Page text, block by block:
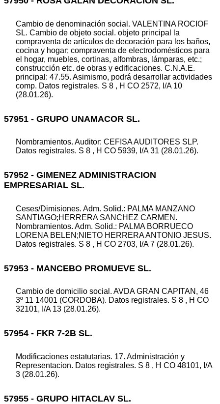
Cambio de denominación social. VALENTINA ROCIOF
SL. Cambio de objeto social. objeto principal la
compraventa de artículos de decoración para los baños,
cocina y hogar; compraventa de electrodomésticos para
el hogar, muebles, cortinas, alfombras, lámparas, etc.;
construcción etc. de obras y edificaciones. C.N.A.E.
principal: 47.55. Asimismo, podrá desarrollar actividades
comp. Datos registrales. S 8 , H CO 2572, I/A 10
(28.01.26).
57951 - GRUPO UNAMACOR SL.
Nombramientos. Auditor: CEFISA AUDITORES SLP.
Datos registrales. S 8 , H CO 5939, I/A 31 (28.01.26).
57952 - GIMENEZ ADMINISTRACION
EMPRESARIAL SL.
Ceses/Dimisiones. Adm. Solid.: PALMA MANZANO
SANTIAGO;HERRERA SANCHEZ CARMEN.
Nombramientos. Adm. Solid.: PALMA BORRUECO
LORENA BELEN;NIETO HERRERA ANTONIO JESUS.
Datos registrales. S 8 , H CO 2703, I/A 7 (28.01.26).
57953 - MANCEBO PROMUEVE SL.
Cambio de domicilio social. AVDA GRAN CAPITAN, 46
3º 11 14001 (CORDOBA). Datos registrales. S 8 , H CO
32101, I/A 13 (28.01.26).
57954 - FKR 7-2B SL.
Modificaciones estatutarias. 17. Administración y
Representacion. Datos registrales. S 8 , H CO 48101, I/A
3 (28.01.26).
57955 - GRUPO HITACLAV SL.